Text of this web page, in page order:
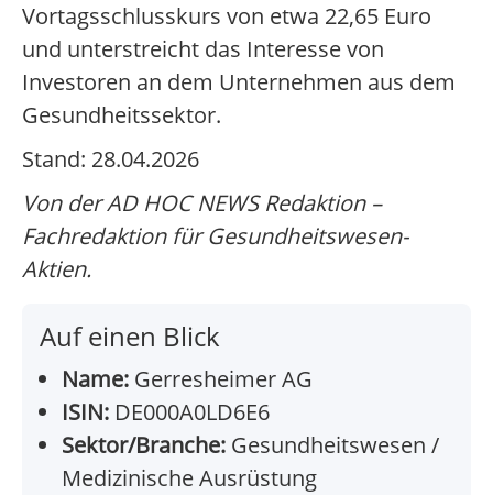
Vortagsschlusskurs von etwa 22,65 Euro
und unterstreicht das Interesse von
Investoren an dem Unternehmen aus dem
Gesundheitssektor.
Stand: 28.04.2026
Von der AD HOC NEWS Redaktion –
Fachredaktion für Gesundheitswesen-
Aktien.
Auf einen Blick
Name: Gerresheimer AG
ISIN: DE000A0LD6E6
Sektor/Branche: Gesundheitswesen /
Medizinische Ausrüstung